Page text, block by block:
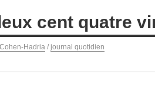
cent quatre
Hadria / journal quotidien